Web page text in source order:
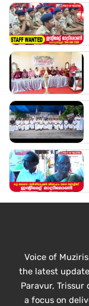
Voice of
the latest
Paravur,
a focus on